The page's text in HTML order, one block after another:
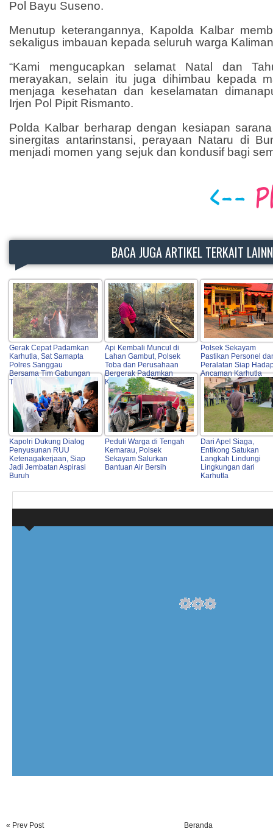
Pol Bayu Suseno.
Menutup keterangannya, Kapolda Kalbar
sekaligus imbauan kepada seluruh warga
“Kami mengucapkan selamat Natal dan
merayakan, selain itu juga dihimbau kepada
menjaga kesehatan dan keselamatan
Irjen Pol Pipit Rismanto.
Polda Kalbar berharap dengan kesiapan
sinergitas antarinstansi, perayaan Nataru di
menjadi momen yang sejuk dan kondusif bagi
BACA JUGA ARTIKEL TERKAIT
Gerak Cepat Padamkan
Karhutla, Sat Samapta
Polres Sanggau
Bersama Tim Gabungan
Turun ke Lokasi
Api Kembali Muncul di
Lahan Gambut, Polsek
Toba dan Perusahaan
Bergerak Padamkan
Karhutla
Polsek Sekayam
Pastikan Personel
Peralatan Siap
Ancaman Karhutla
Kapolri Dukung Dialog
Penyusunan RUU
Ketenagakerjaan, Siap
Jadi Jembatan Aspirasi
Buruh
Peduli Warga di Tengah
Kemarau, Polsek
Sekayam Salurkan
Bantuan Air Bersih
Dari Apel Siaga,
Entikong Satukan
Langkah Lindungi
Lingkungan dari
Karhutla
« Prev Post Beranda